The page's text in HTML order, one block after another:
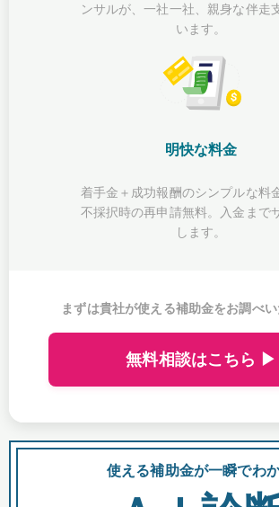
ンサルが、一社一社、親身な伴走
います。
明快な料金
着手金＋成功報酬のシンプルな料
不採択時の再申請無料。入金まで
します。
まずは貴社が使える補助金をお調べい
無料相談はこちら ▶
使える補助金が一瞬でわ